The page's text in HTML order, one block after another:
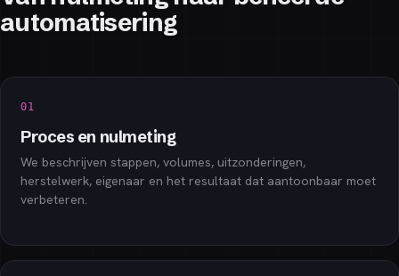
automatisering
01
Proces en nulmeting
We beschrijven stappen, volumes, uitzonderingen,
herstelwerk, eigenaar en het resultaat dat aantoonbaar moet
verbeteren.